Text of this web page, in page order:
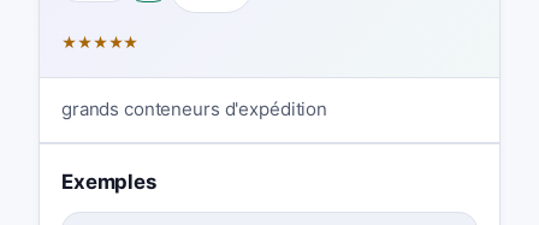
★★★★★
grands conteneurs d'expédition
Exemples